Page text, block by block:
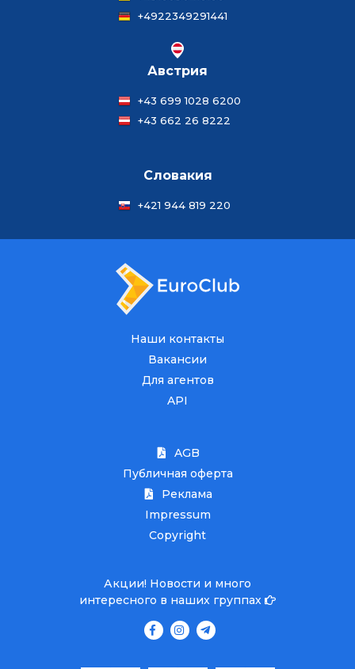
+4922349291441
Австрия
+43 699 1028 6200
+43 662 26 8222
Словакия
+421 944 819 220
Наши контакты
Вакансии
Для агентов
API
AGB
Публичная оферта
Реклама
Impressum
Copyright
Акции! Новости и много
интересного в наших группах